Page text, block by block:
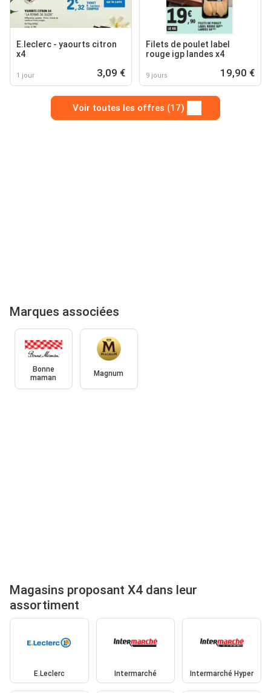
E.leclerc - yaourts citron
x4
1 jour 3,09 €
Filets de poulet label
rouge igp landes x4
9 jours 19,90 €
Voir toutes les offres (17)
Marques associées
Bonne
maman
Magnum
Magasins proposant X4 dans leur
assortiment
E.Leclerc Intermarché Intermarché Hyper